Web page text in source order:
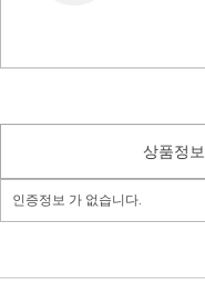
상품정보
인증정보 가 없습니다.